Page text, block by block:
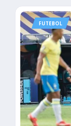
FUTEBOL